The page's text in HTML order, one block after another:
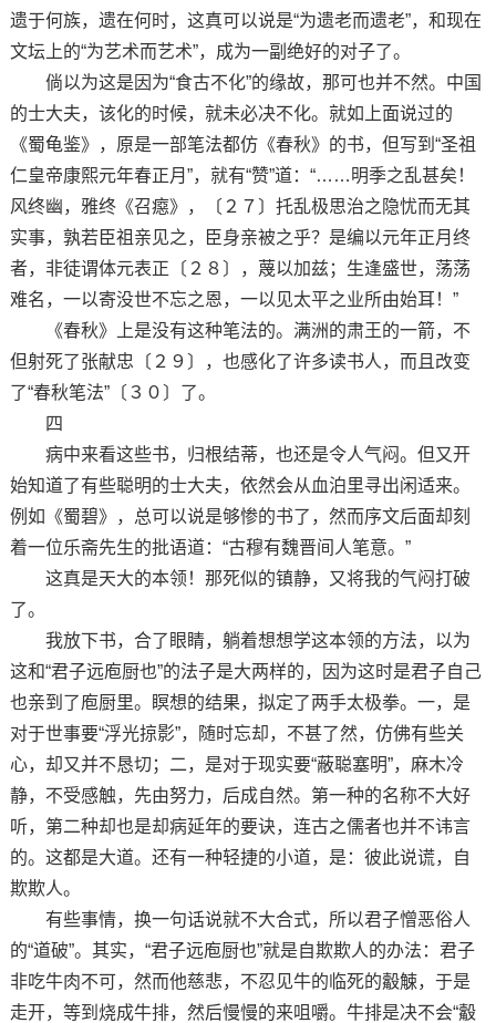
遗于何族，遗在何时，这真可以说是“为遗老而遗老”，和现在
文坛上的“为艺术而艺术”，成为一副绝好的对子了。
倘以为这是因为“食古不化”的缘故，那可也并不然。中国
的士大夫，该化的时候，就未必决不化。就如上面说过的
《蜀龟鉴》，原是一部笔法都仿《春秋》的书，但写到“圣祖
仁皇帝康熙元年春正月”，就有“赞”道：“……明季之乱甚矣！
风终幽，雅终《召癋》，〔２７〕托乱极思治之隐忧而无其
实事，孰若臣祖亲见之，臣身亲被之乎？是编以元年正月终
者，非徒谓体元表正〔２８〕，蔑以加兹；生逢盛世，荡荡
难名，一以寄没世不忘之恩，一以见太平之业所由始耳！”
《春秋》上是没有这种笔法的。满洲的肃王的一箭，不
但射死了张献忠〔２９〕，也感化了许多读书人，而且改变
了“春秋笔法”〔３０〕了。
四
病中来看这些书，归根结蒂，也还是令人气闷。但又开
始知道了有些聪明的士大夫，依然会从血泊里寻出闲适来。
例如《蜀碧》，总可以说是够惨的书了，然而序文后面却刻
着一位乐斋先生的批语道：“古穆有魏晋间人笔意。”
这真是天大的本领！那死似的镇静，又将我的气闷打破
了。
我放下书，合了眼睛，躺着想想学这本领的方法，以为
这和“君子远庖厨也”的法子是大两样的，因为这时是君子自己
也亲到了庖厨里。瞑想的结果，拟定了两手太极拳。一，是
对于世事要“浮光掠影”，随时忘却，不甚了然，仿佛有些关
心，却又并不恳切；二，是对于现实要“蔽聪塞明”，麻木冷
静，不受感触，先由努力，后成自然。第一种的名称不大好
听，第二种却也是却病延年的要诀，连古之儒者也并不讳言
的。这都是大道。还有一种轻捷的小道，是：彼此说谎，自
欺欺人。
有些事情，换一句话说就不大合式，所以君子憎恶俗人
的“道破”。其实，“君子远庖厨也”就是自欺欺人的办法：君子
非吃牛肉不可，然而他慈悲，不忍见牛的临死的觳觫，于是
走开，等到烧成牛排，然后慢慢的来咀嚼。牛排是决不会“觳